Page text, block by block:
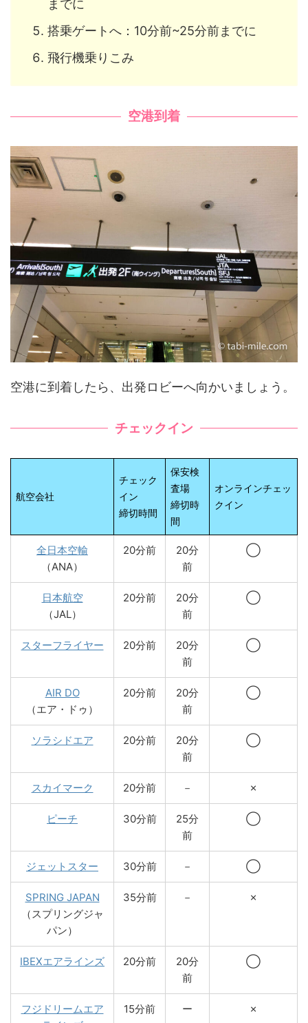
までに
搭乗ゲートへ：10分前~25分前までに
飛行機乗りこみ
空港到着
空港に到着したら、出発ロビーへ向かいましょう。
チェックイン
航空会社
チェック
イン
締切時間
保安検
査場
締切時
間
オンラインチェッ
クイン
全日本空輸
（ANA）
20分前
20分
前
◯
日本航空
（JAL）
20分前
20分
前
◯
スターフライヤー 20分前
20分
前
◯
AIR DO
（エア・ドゥ）
20分前
20分
前
◯
ソラシドエア 20分前
20分
前
◯
スカイマーク 20分前 － ✗
ピーチ 30分前
25分
前
◯
ジェットスター 30分前 － ◯
SPRING JAPAN
（スプリングジャ
パン）
35分前 － ✗
IBEXエアラインズ 20分前
20分
前
◯
フジドリームエア
15分前 ー ✗